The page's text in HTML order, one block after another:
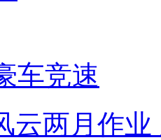
车竞速
云两月作